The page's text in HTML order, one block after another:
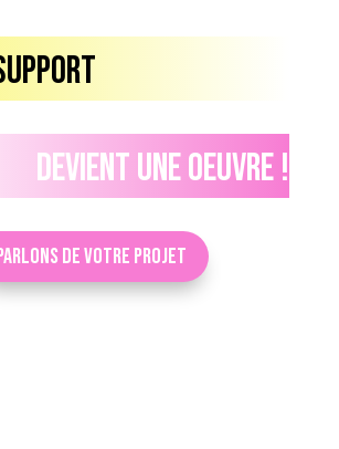
Devient une oeuvre !
de votre projet